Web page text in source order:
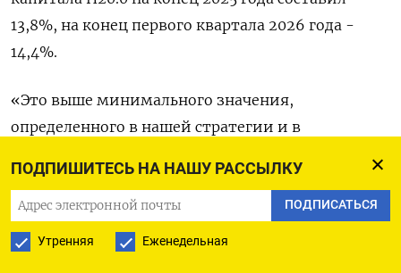
ПОДПИШИТЕСЬ НА НАШУ РАССЫЛКУ
ПОДПИСАТЬСЯ
Утренняя Еженедельная
13,8%, на конец первого квартала 2026 года -
14,4%.
«Это ​выше минимального ​значения,
определенного ‌в нашей стратегии и в
13,3%. С учетом того, что при выплате
дивидендов до конца 2026 года мы также
прогнозируем выполнение этого уровня,